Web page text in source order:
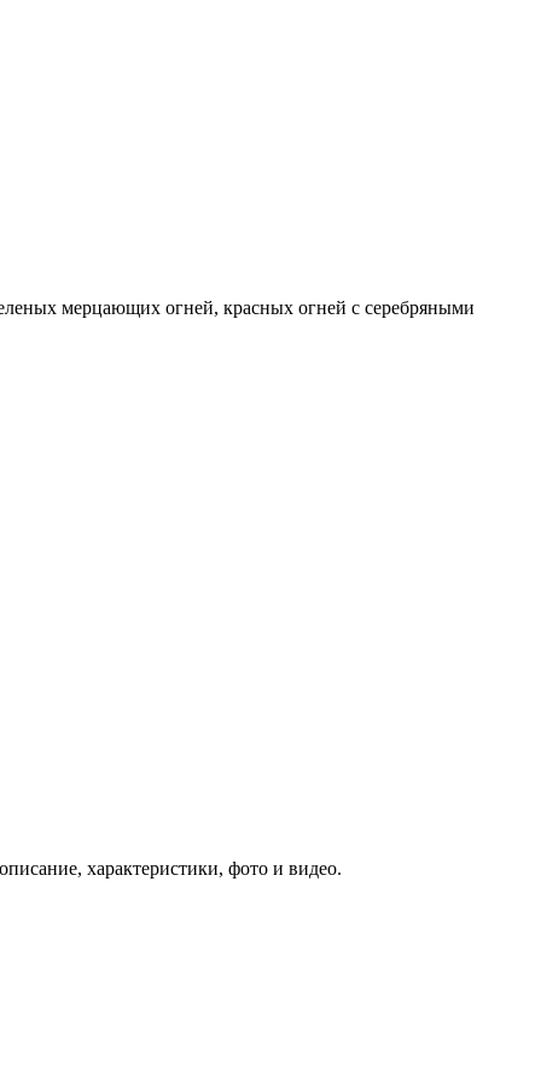
мерцающих огней, красных огней с серебряными
характеристики, фото и видео.